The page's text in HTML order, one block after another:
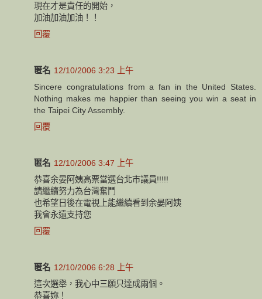
現在才是責任的開始，
加油加油加油！！
回覆
匿名 12/10/2006 3:23 上午
Sincere congratulations from a fan in the United States.
Nothing makes me happier than seeing you win a seat in
the Taipei City Assembly.
回覆
匿名 12/10/2006 3:47 上午
恭喜余晏阿姨高票當選台北市議員!!!!!
請繼續努力為台灣奮鬥
也希望日後在電視上能繼續看到余晏阿姨
我會永遠支持您
回覆
匿名 12/10/2006 6:28 上午
這次選舉，我心中三願只達成兩個。
恭喜妳！